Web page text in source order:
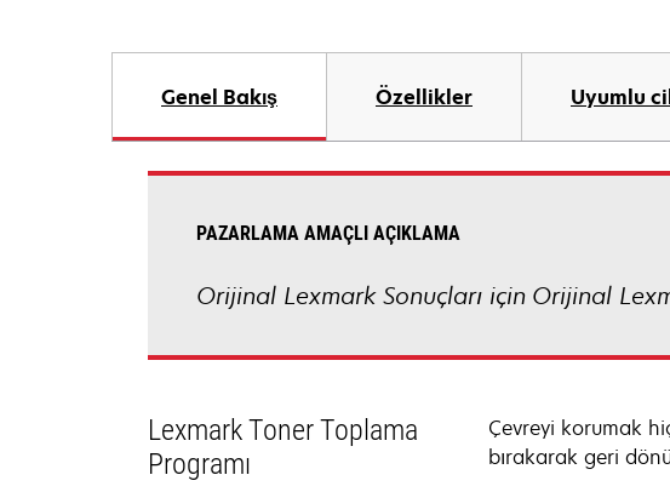
Genel Bakış Özellikler Uyumlu
PAZARLAMA AMAÇLI AÇIKLAMA
Orijinal Lexmark Sonuçları için Orijinal
Lexmark Toner Toplama
Programı
Çevreyi korumak
bırakarak geri